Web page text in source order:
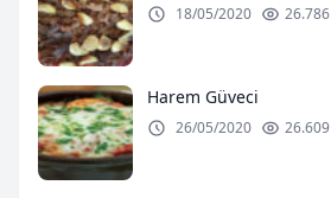
18/05/2020 26.786
Harem Güveci
26/05/2020 26.609